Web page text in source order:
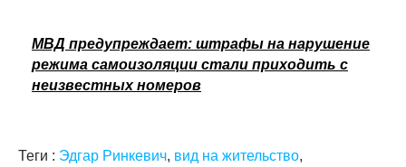
МВД предупреждает: штрафы на нарушение
режима самоизоляции стали приходить с
неизвестных номеров
Теги : Эдгар Ринкевич, вид на жительство,